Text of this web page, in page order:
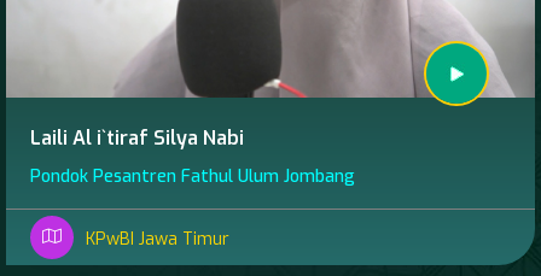
Laili Al i`tiraf Silya Nabi
Pondok Pesantren Fathul Ulum Jombang
KPwBI Jawa Timur